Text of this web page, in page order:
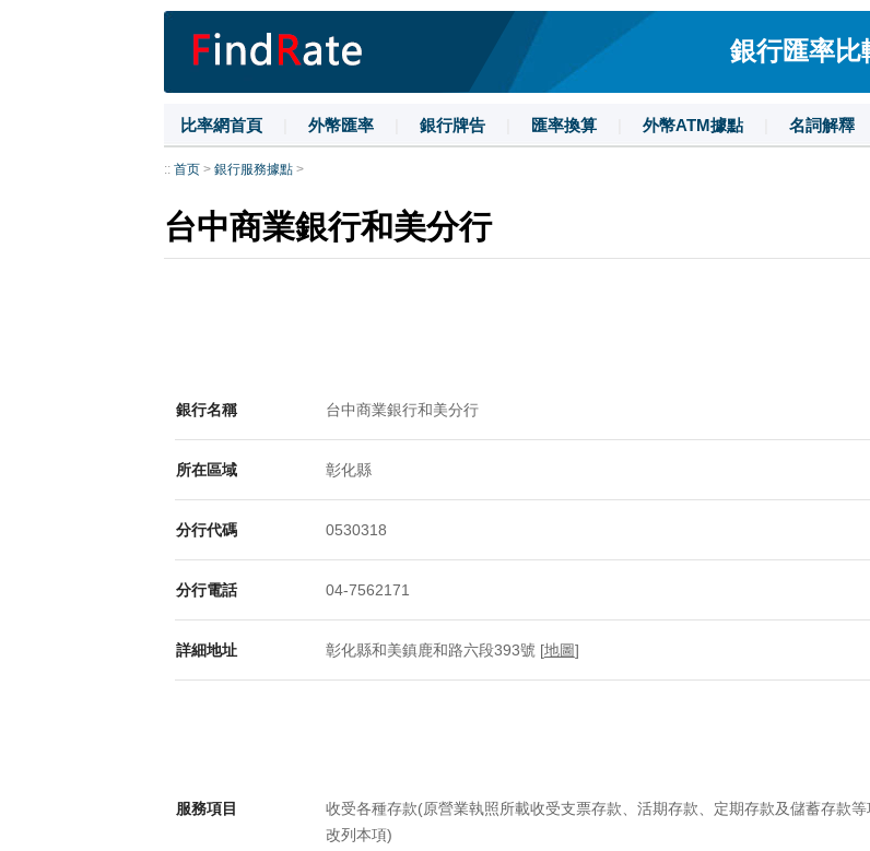
銀行匯率比
比率網首頁 外幣匯率 銀行牌告 匯率換算 外幣ATM據點 名詞解釋
:: 首页> 銀行服務據點>
台中商業銀行和美分行
銀行名稱 台中商業銀行和美分行
所在區域 彰化縣
分行代碼 0530318
分行電話 04-7562171
詳細地址 彰化縣和美鎮鹿和路六段393號 [地圖]
服務項目
收受各種存款(原營業執照所載收受支票存款、活期存款、定期存款及儲蓄存款等
改列本項)